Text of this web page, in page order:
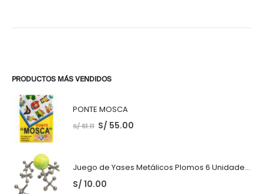
PRODUCTOS MÁS VENDIDOS
PONTE MOSCA
S/61.11 S/ 55.00
Juego de Yases Metálicos Plomos 6 Unidades + Pelota de Goma (En Bolsita Lista para Regalar)
S/ 10.00